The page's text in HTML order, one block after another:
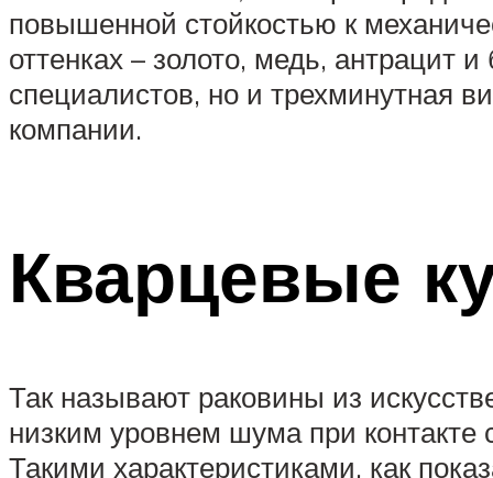
повышенной стойкостью к
оттенках – золото, медь, антрацит
специалистов, но и трехминутная
компании.
Кварцевые
Так называют раковины из
низким уровнем шума при
Такими характеристиками, как